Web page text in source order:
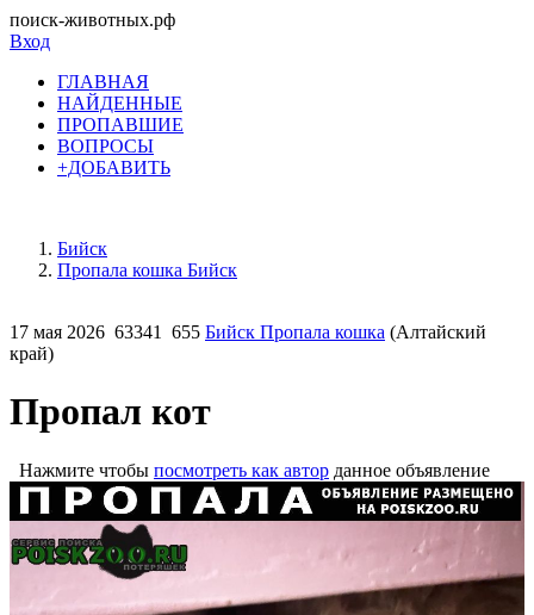
поиск-животных.рф
Вход
ГЛАВНАЯ
НАЙДЕННЫЕ
ПРОПАВШИЕ
ВОПРОСЫ
+ДОБАВИТЬ
Бийск
Пропала кошка Бийск
17 мая 2026 63341 655 Бийск Пропала кошка (Алтайский
край)
Пропал кот
Нажмите чтобы посмотреть как автор данное объявление